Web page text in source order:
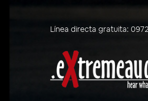
Línea directa gratuita: